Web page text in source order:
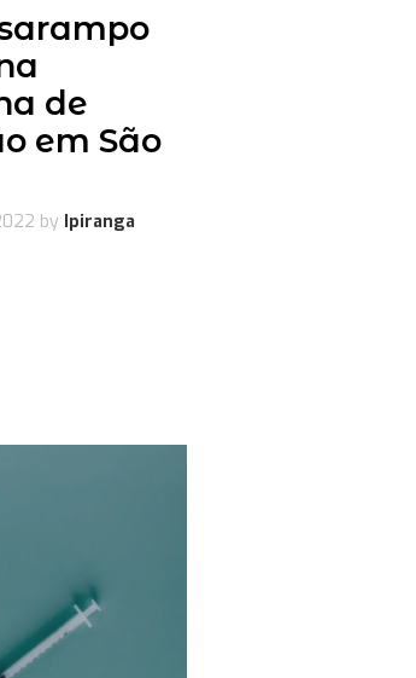
de
em São
by Ipiranga